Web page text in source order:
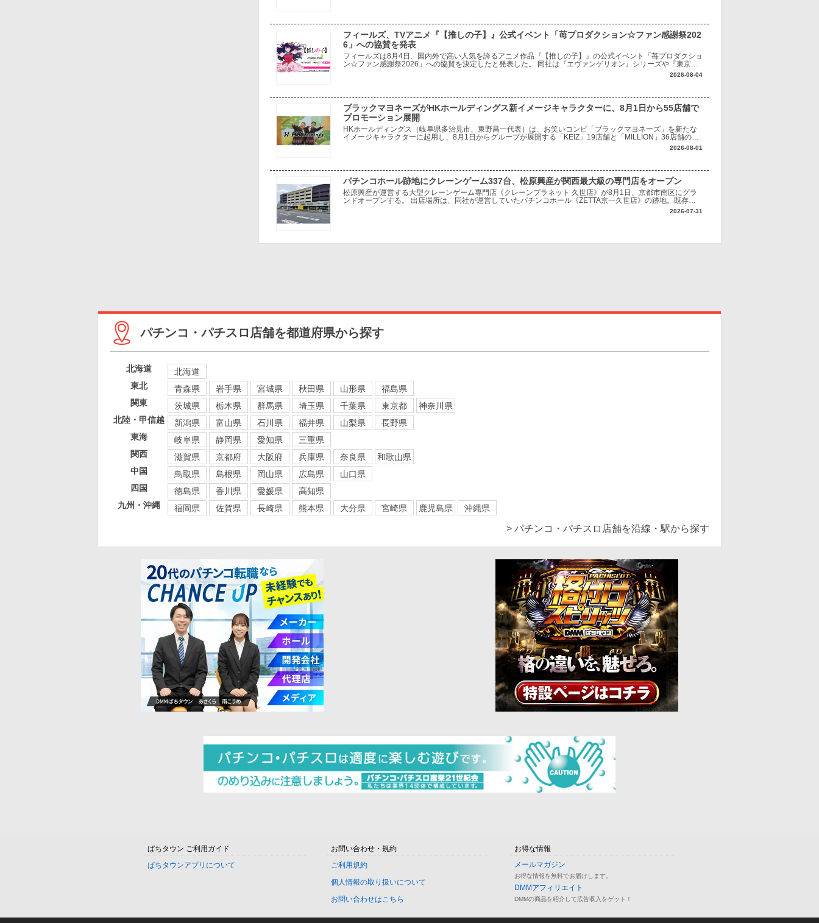
フィールズ、TVアニメ『【推しの子】』公式イベント「苺プロダクション☆ファン感謝祭202
6」への協賛を発表
フィールズは8月4日、国内外で高い人気を誇るアニメ作品『【推しの子】』の公式イベント「苺プロダクショ
ン☆ファン感謝祭2026」への協賛を決定したと発表した。 同社は『エヴァンゲリオン』シリーズや『東京喰
種トーキョーグール』をはじめとする多彩な人気IPにおいて、作品の魅力を最大限に生かした遊技機化や商
2026-08-04
ブラックマヨネーズがHKホールディングス新イメージキャラクターに、8月1日から55店舗で
プロモーション展開
HKホールディングス（岐阜県多治見市、東野昌一代表）は、お笑いコンビ「ブラックマヨネーズ」を新たな
イメージキャラクターに起用し、8月1日からグループが展開する「KEIZ」19店舗と「MILLION」36店舗の計
2026-08-01
パチンコホール跡地にクレーンゲーム337台、松原興産が関西最大級の専門店をオープン
松原興産が運営する大型クレーンゲーム専門店《クレーンプラネット 久世店》が8月1日、京都市南区にグラ
ンドオープンする。 出店場所は、同社が運営していたパチンコホール《ZETTA京一久世店》の跡地。既存施
設を活用し、パチンコホールから新たなアミューズメント業態へ転換する。 《クレーンプラネット 久世2026-07-31
パチンコ・パチスロ店舗を都道府県から探す
北海道
北海道
東北
青森県 岩手県 宮城県 秋田県 山形県
福島県
関東
茨城県 栃木県 群馬県 埼玉県 千葉県 東京都
神奈川県
北陸・甲信越
新潟県 富山県 石川県 福井県 山梨県
長野県
東海
岐阜県 静岡県 愛知県
三重県
関西
滋賀県 京都府 大阪府 兵庫県 奈良県
和歌山県
中国
鳥取県 島根県 岡山県 広島県
山口県
四国
徳島県 香川県 愛媛県
高知県
九州・沖縄
福岡県 佐賀県 長崎県 熊本県 大分県 宮崎県 鹿児島県 沖縄県
> パチンコ・パチスロ店舗を沿線・駅から探す
ぱちタウン ご利用ガイド
ぱちタウンアプリについて
お問い合わせ・規約
ご利用規約
個人情報の取り扱いについて
お問い合わせはこちら
お得な情報
メールマガジン
お得な情報を無料でお届けします。
DMMアフィリエイト
DMMの商品を紹介して広告収入をゲット！